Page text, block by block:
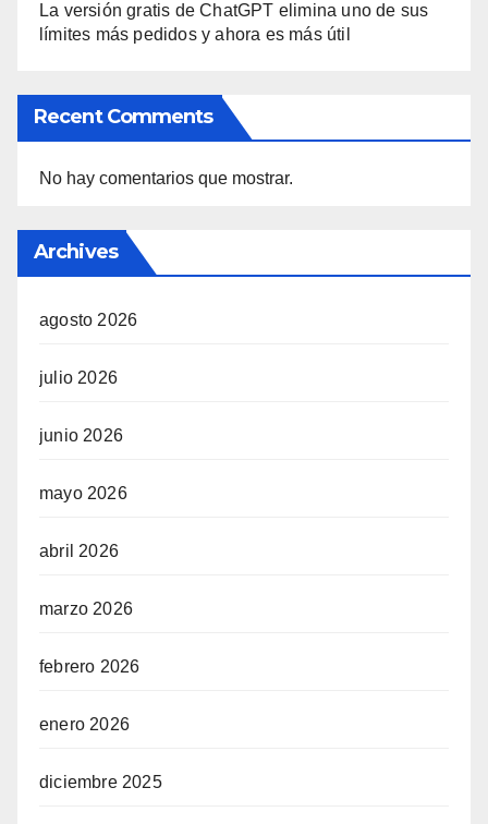
La versión gratis de ChatGPT elimina uno de sus
límites más pedidos y ahora es más útil
Recent Comments
No hay comentarios que mostrar.
Archives
agosto 2026
julio 2026
junio 2026
mayo 2026
abril 2026
marzo 2026
febrero 2026
enero 2026
diciembre 2025